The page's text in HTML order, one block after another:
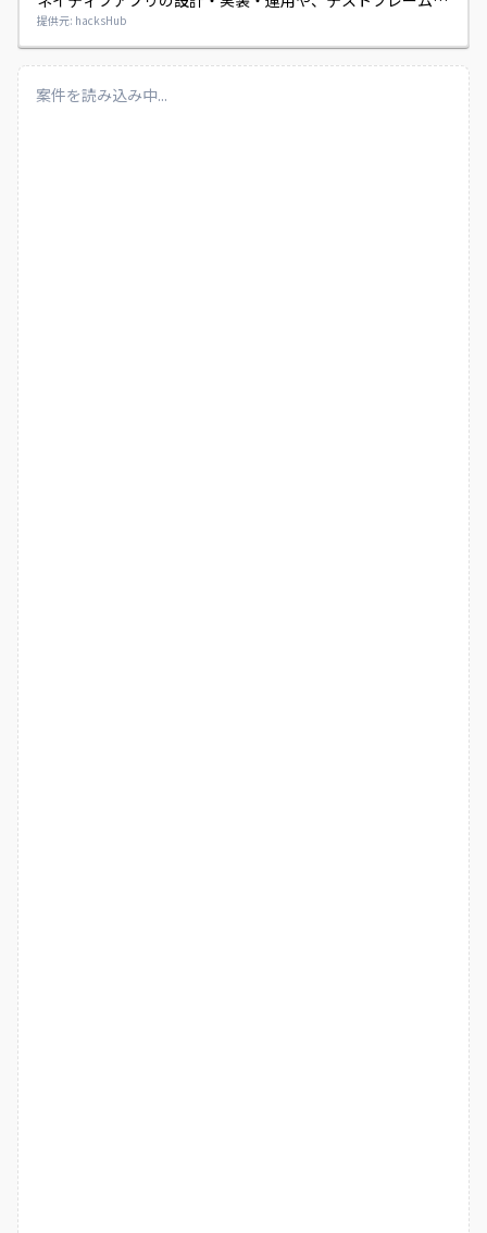
ークを用いた定常的なテスト作成、プルリクエストを用いた
コードレビュー、バックエンド実装のご経験を活かしてご対
応ください。
提供元: hacksHub
案件を読み込み中...